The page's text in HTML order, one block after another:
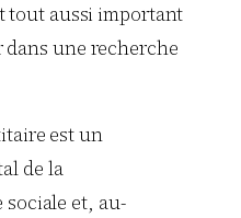
tout aussi important
dans une recherche
est un
de la
sociale et, au-